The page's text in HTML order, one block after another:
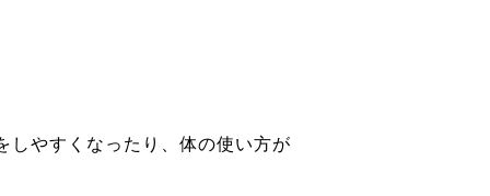
しやすくなったり、体の使い方が